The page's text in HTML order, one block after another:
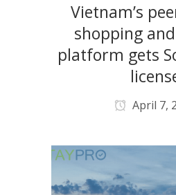
Vietnam’s
shopping
platform gets
April 7,